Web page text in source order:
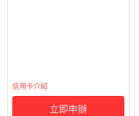
信用卡介紹
立即申辦